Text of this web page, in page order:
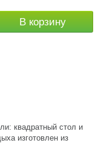
В корзину
квадратный стол и
изготовлен из